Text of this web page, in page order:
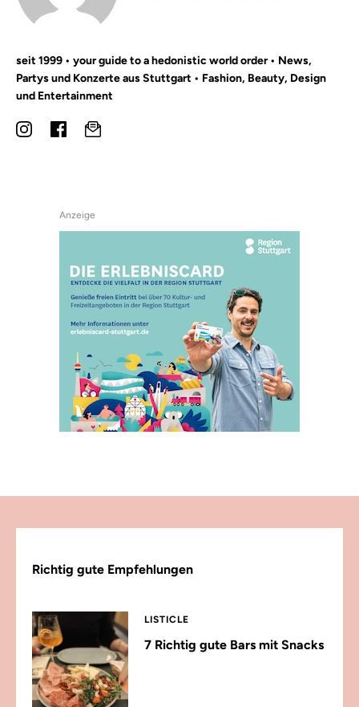
seit 1999 • your guide to a hedonistic world order • News,
Partys und Konzerte aus Stuttgart • Fashion, Beauty, Design
und Entertainment
Anzeige
Richtig gute Empfehlungen
LISTICLE
7 Richtig gute Bars mit Snacks